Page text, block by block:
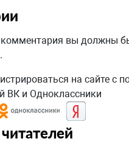
вы должны
.
на сайте с
ВК и Одноклассники